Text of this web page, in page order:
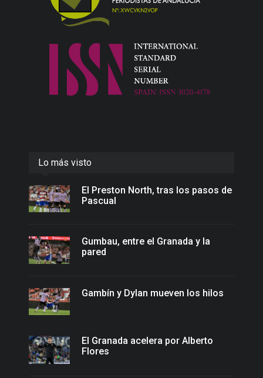
Lo más visto
El Preston North, tras los pasos de
Pascual
Gumbau, entre el Granada y la
pared
Gambín y Dylan mueven los hilos
El Granada acelera por Alberto
Flores